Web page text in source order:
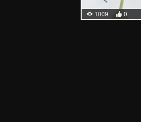
1009 0